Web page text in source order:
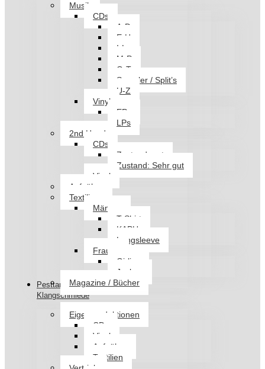
Musik
CDs
A-D
E-H
I-L
M-P
Q-T
Sampler / Split’s
U-Z
Vinyl
EPs
LPs
2nd Hand
CDs
Zustand: gut
Zustand: Sehr gut
Vinyl
Aufnäher
Textilien
Männer
T-Shirt
KAPU
Longsleeve
Frauen
Girlies
Jacken
Magazine / Bücher
Pesttanz
Klangschmiede
Eigenproduktionen
CDs
Vinyl
Aufnäher
Textilien